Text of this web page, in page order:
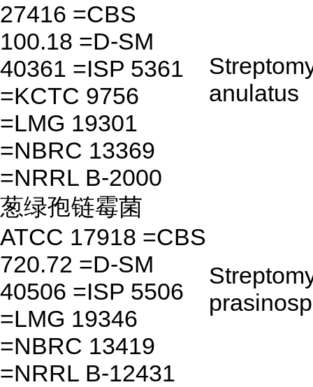
27416 =CBS
100.18 =D-SM
40361 =ISP 5361
=KCTC 9756
=LMG 19301
=NBRC 13369
=NRRL B-2000
anulatus
葱绿孢链霉菌
ATCC 17918 =CBS
720.72 =D-SM
40506 =ISP 5506
=LMG 19346
=NBRC 13419
=NRRL B-12431